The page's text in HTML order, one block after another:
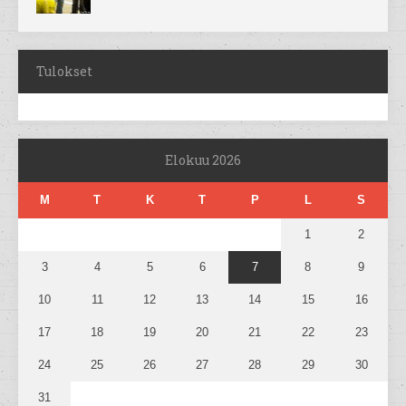
Tulokset
Elokuu 2026
M T K T P L S
1 2
3 4 5 6 7 8 9
10 11 12 13 14 15 16
17 18 19 20 21 22 23
24 25 26 27 28 29 30
31